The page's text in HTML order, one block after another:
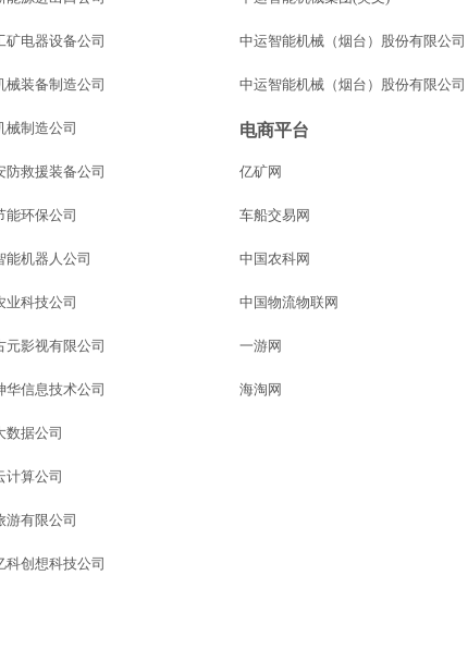
矿电器设备公司
械装备制造公司
械制造公司
防救援装备公司
能环保公司
能机器人公司
业科技公司
元影视有限公司
华信息技术公司
数据公司
计算公司
游有限公司
科创想科技公司
中运智能机械（烟台）股份有限公司
中运智能机械（烟台）股份有限公司
电商平台
亿矿网
车船交易网
中国农科网
中国物流物联网
一游网
海淘网